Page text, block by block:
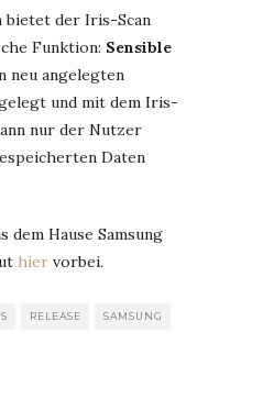
bietet der Iris-Scan
Funktion: Sensible
neu angelegten
und mit dem Iris-
nur der Nutzer
Daten
dem Hause Samsung
hier vorbei.
RELEASE SAMSUNG